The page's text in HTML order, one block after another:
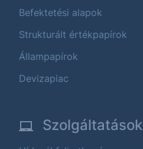
Befektetési alapok
Strukturált értékpapírok
Állampapírok
Devizapiac
Szolgáltatások